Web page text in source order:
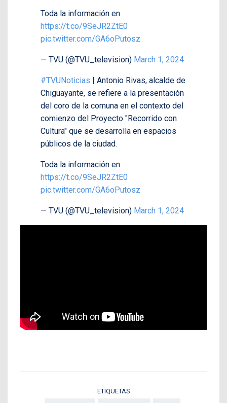
Toda la información en
https://t.co/9SeJR2ZtE0
pic.twitter.com/GA6oPutosz
— TVU (@TVU_television) March 1, 2024
#TVUNoticias | Antonio Rivas, alcalde de
Chiguayante, se refiere a la presentación
del coro de la comuna en el contexto del
comienzo del Proyecto "Recorrido con
Cultura" que se desarrolla en espacios
públicos de la ciudad.
Toda la información en
https://t.co/9SeJR2ZtE0
pic.twitter.com/GA6oPutosz
— TVU (@TVU_television) March 1, 2024
ETIQUETAS